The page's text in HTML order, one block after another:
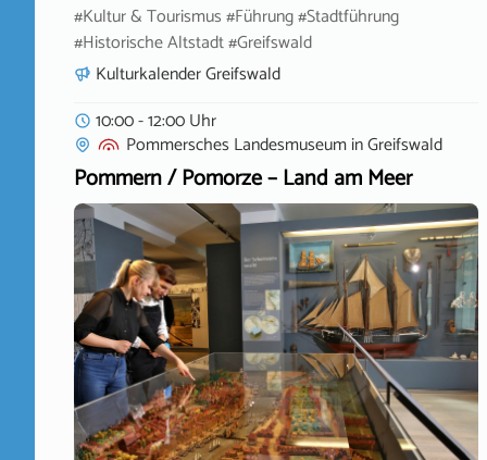
#Kultur & Tourismus #Führung #Stadtführung
#Historische Altstadt #Greifswald
Kulturkalender Greifswald
10:00 - 12:00 Uhr
Pommersches LandesmuseuminGreifswald
Pommern / Pomorze – Land am Meer